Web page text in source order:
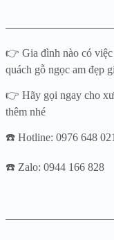
👉 Gia đình nào có việc
quách gỗ ngọc am đẹp
👉 Hãy gọi ngay cho
thêm nhé
☎️ Hotline: 0976 648 021
☎️ Zalo: 0944 166 828